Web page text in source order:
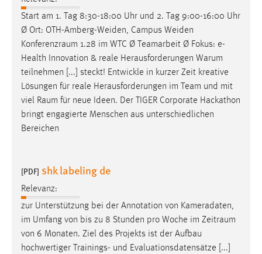
Start am 1. Tag 8:30-18:00 Uhr und 2. Tag 9:00-16:00 Uhr
Ø Ort: OTH-Amberg-Weiden, Campus Weiden
Konferenzraum 1.28 im WTC Ø Teamarbeit Ø Fokus: e-
Health Innovation & reale Herausforderungen Warum
teilnehmen [...] steckt! Entwickle in kurzer Zeit kreative
Lösungen für reale Herausforderungen im Team und mit
viel Raum für neue Ideen. Der TIGER Corporate Hackathon
bringt engagierte Menschen aus unterschiedlichen
Bereichen
[PDF] shk labeling de
Relevanz:
zur Unterstützung bei der Annotation von Kameradaten,
im Umfang von bis zu 8 Stunden pro Woche im Zeitraum
von 6 Monaten. Ziel des Projekts ist der Aufbau
hochwertiger Trainings- und Evaluationsdatensätze [...]